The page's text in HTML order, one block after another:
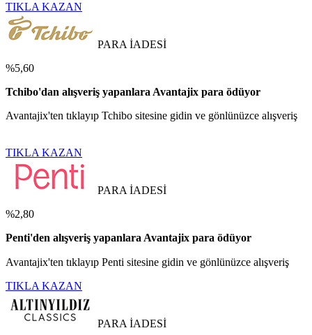
TIKLA KAZAN
PARA İADESİ
%5,60
Tchibo'dan alışveriş yapanlara Avantajix para ödüyor
Avantajix'ten tıklayıp Tchibo sitesine gidin ve gönlünüzce alışveriş
TIKLA KAZAN
PARA İADESİ
%2,80
Penti'den alışveriş yapanlara Avantajix para ödüyor
Avantajix'ten tıklayıp Penti sitesine gidin ve gönlünüzce alışveriş
TIKLA KAZAN
PARA İADESİ